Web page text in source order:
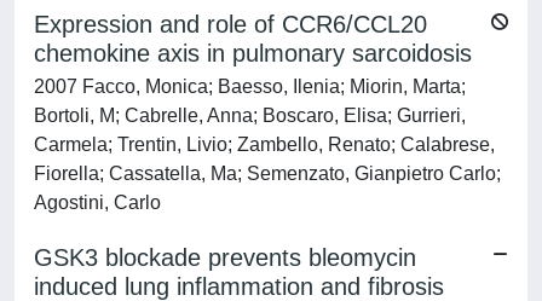
Expression and role of CCR6/CCL20
chemokine axis in pulmonary sarcoidosis
2007 Facco, Monica; Baesso, Ilenia; Miorin, Marta;
Bortoli, M; Cabrelle, Anna; Boscaro, Elisa; Gurrieri,
Carmela; Trentin, Livio; Zambello, Renato; Calabrese,
Fiorella; Cassatella, Ma; Semenzato, Gianpietro Carlo;
Agostini, Carlo
GSK3 blockade prevents bleomycin
induced lung inflammation and fibrosis